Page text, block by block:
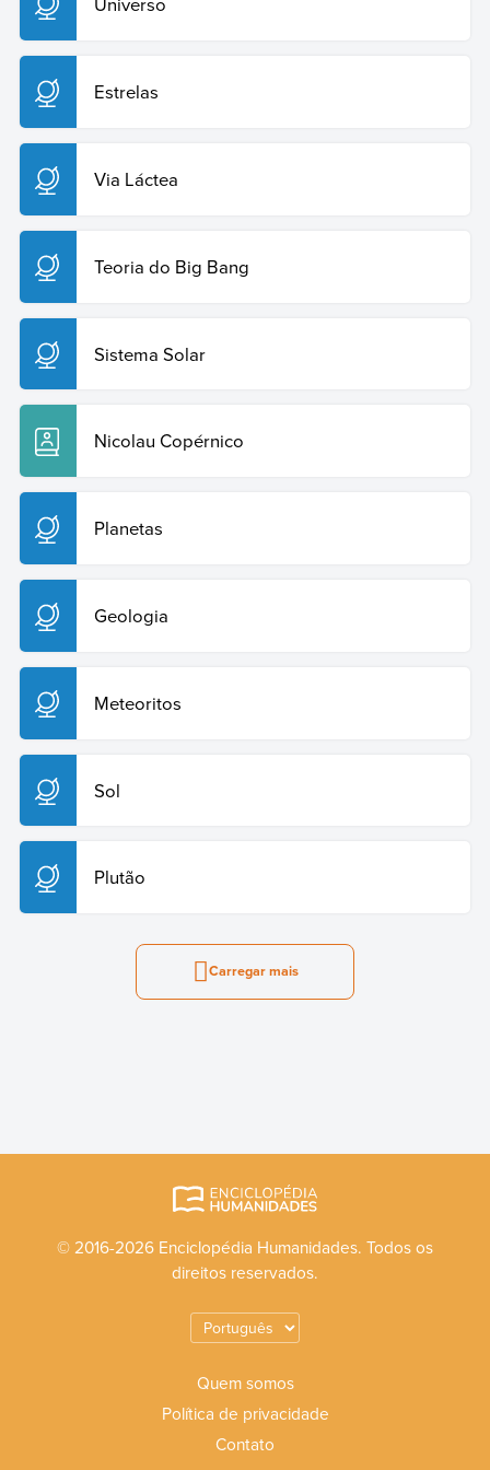
Estrelas
Via Láctea
Teoria do Big Bang
Sistema Solar
Nicolau Copérnico
Planetas
Geologia
Meteoritos
Sol
Plutão
Carregar mais
© 2016-2026 Enciclopédia Humanidades. Todos os
direitos reservados.
Quem somos
Política de privacidade
Contato